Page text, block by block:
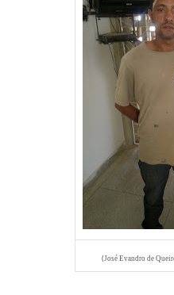
(José Evandro de